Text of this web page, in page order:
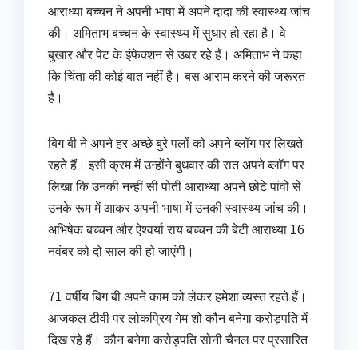
आराध्या बच्चन ने अपनी भाषा में अपने दादा की स्वास्थ्य जांच
की। अमिताभ बच्चन के स्वास्थ्य में सुधार हो रहा है। वे
बुखार और पेट के इंफेक्शन से उबर रहे हैं। अमिताभ ने कहा
कि चिंता की कोई बात नहीं है। बस आराम करने की जरूरत
है।
बिग बी ने अपने हर अच्छे बुरे पलों को अपने ब्लॉग पर लिखते
रहते हैं। इसी क्रम में उन्होंने बुधवार की रात अपने ब्लॉग पर
लिखा कि उनकी नन्हीं सी पोती आराध्या अपने छोटे पांवों से
उनके रूम में आकर अपनी भाषा में उनकी स्वास्थ्य जांच की।
अभिषेक बच्चन और ऐश्वर्या राय बच्चन की बेटी आराध्या 16
नवंबर को दो साल की हो जाएंगी।
71 वर्षीय बिग बी अपने काम को लेकर हमेशा व्यस्त रहते हैं।
आजकल टीवी पर लोकप्रिय गेम शो कौन बनेगा करोड़पति में
दिख रहे हैं। कौन बनेगा करोड़पति सोनी चैनल पर प्रसारित